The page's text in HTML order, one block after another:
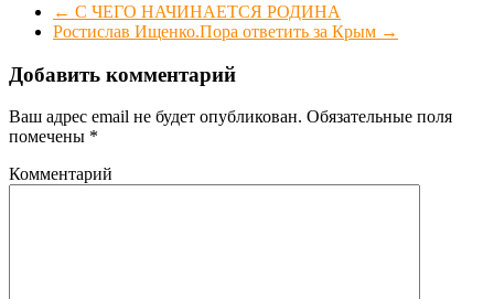
← С ЧЕГО НАЧИНАЕТСЯ РОДИНА
Ростислав Ищенко.Пора ответить за Крым →
Добавить комментарий
Ваш адрес email не будет опубликован. Обязательные поля
помечены *
Комментарий